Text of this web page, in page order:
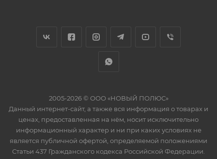
2005-2026 © ООО «НОВЫЙ ПОЛЮС»
Данный интернет-сайт, а также вся информация о товарах и
ценах, предоставленная на нём, носит исключительно
информационный характер и ни при каких условиях не
является публичной офертой, определяемой положениями
Статьи 437 Гражданского кодекса Российской Федерации.